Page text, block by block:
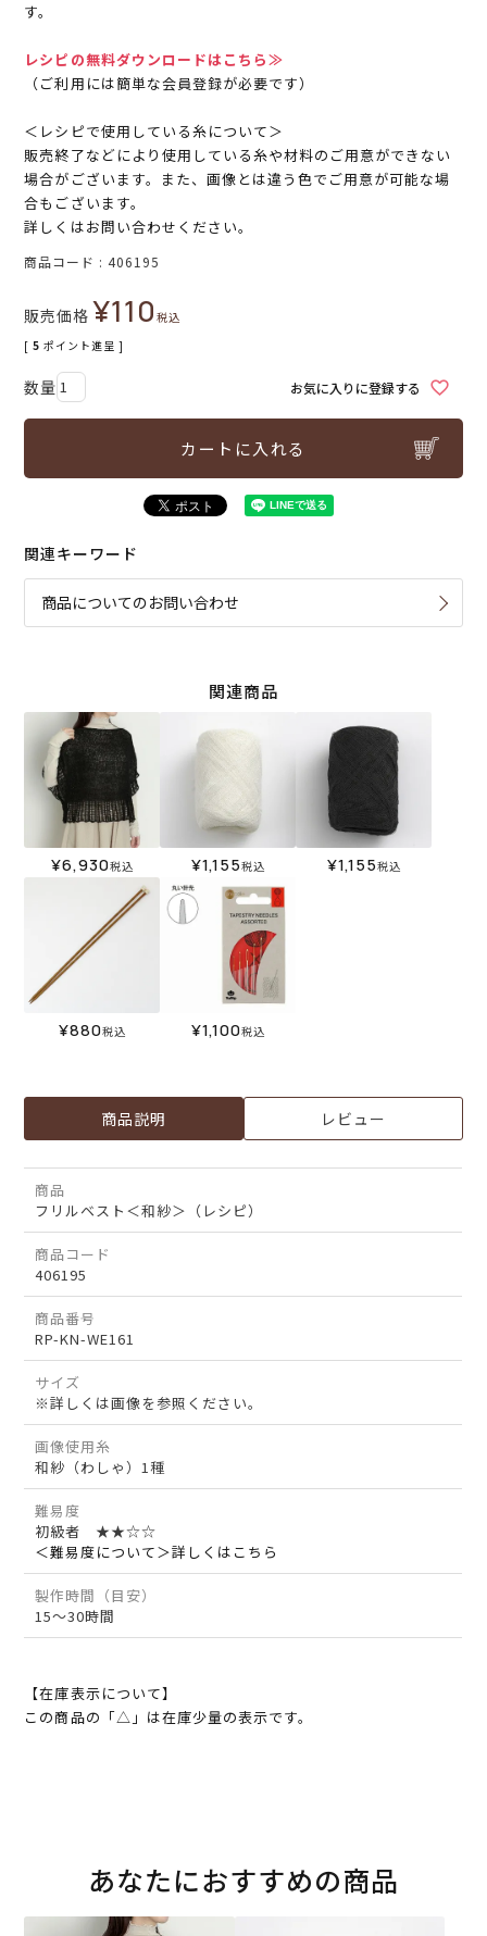
す。
レシピの無料ダウンロードはこちら≫
（ご利用には簡単な会員登録が必要です）
＜レシピで使用している糸について＞
販売終了などにより使用している糸や材料のご用意ができない
場合がございます。また、画像とは違う色でご用意が可能な場
合もございます。
詳しくはお問い合わせください。
商品コード 406195
販売価格 ¥110税込
[ 5 ポイント進呈 ]
お気に入りに登録する
カートに入れる
関連キーワード
商品についてのお問い合わせ
関連商品
¥6,930税込 ¥1,155税込 ¥1,155税込
¥880税込 ¥1,100税込
商品説明 レビュー
商品
フリルベスト＜和紗＞（レシピ）
商品コード
406195
商品番号
RP-KN-WE161
サイズ
※詳しくは画像を参照ください。
画像使用糸
和紗（わしゃ）1種
難易度
初級者 ★★☆☆
＜難易度について＞詳しくはこちら
製作時間（目安）
15～30時間
【在庫表示について】
この商品の「△」は在庫少量の表示です。
あなたにおすすめの商品